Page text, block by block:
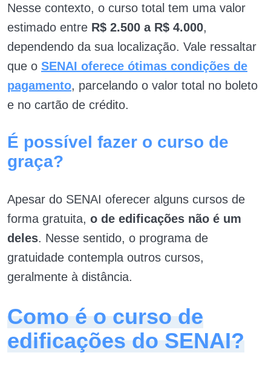
Nesse contexto, o curso total tem uma valor
estimado entre R$ 2.500 a R$ 4.000,
dependendo da sua localização. Vale ressaltar
que o SENAI oferece ótimas condições de
pagamento, parcelando o valor total no boleto
e no cartão de crédito.
É possível fazer o curso de
graça?
Apesar do SENAI oferecer alguns cursos de
forma gratuita, o de edificações não é um
deles. Nesse sentido, o programa de
gratuidade contempla outros cursos,
geralmente à distância.
Como é o curso de
edificações do SENAI?